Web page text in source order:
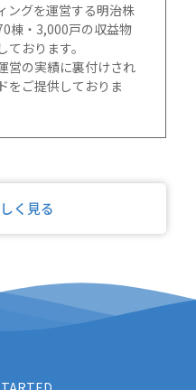
ングを運営する明治株
棟・3,000戸の収益物
おります。
営の実績に裏付けされ
をご提供しておりま
く見る